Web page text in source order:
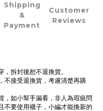
Shipping
&
Payment
Customer
Reviews
拆封後恕不退換貨。
不接受退換貨，考慮清楚再購
，如小幫手漏看，非人為瑕疵問
不要使用襪子，小編才能換新的